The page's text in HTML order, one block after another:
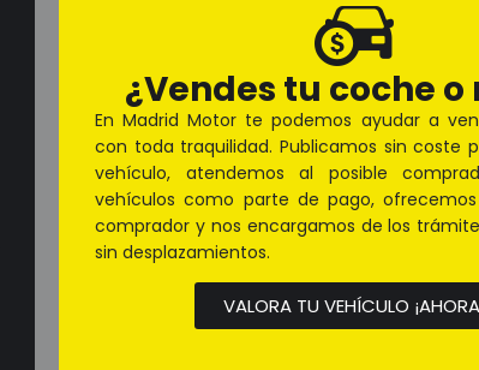
¿Vendes tu coche o
En Madrid Motor te podemos ayudar a
con toda traquilidad. Publicamos sin coste
vehículo, atendemos al posible
vehículos como parte de pago,
comprador y nos encargamos de los
sin desplazamientos.
VALORA TU VEHÍCULO